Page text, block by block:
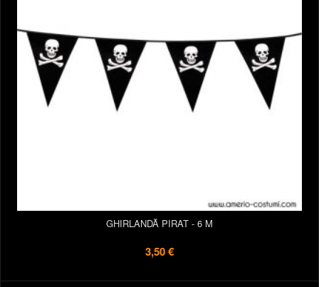
GHIRLANDĂ PIRAT - 6 M
3,50 €